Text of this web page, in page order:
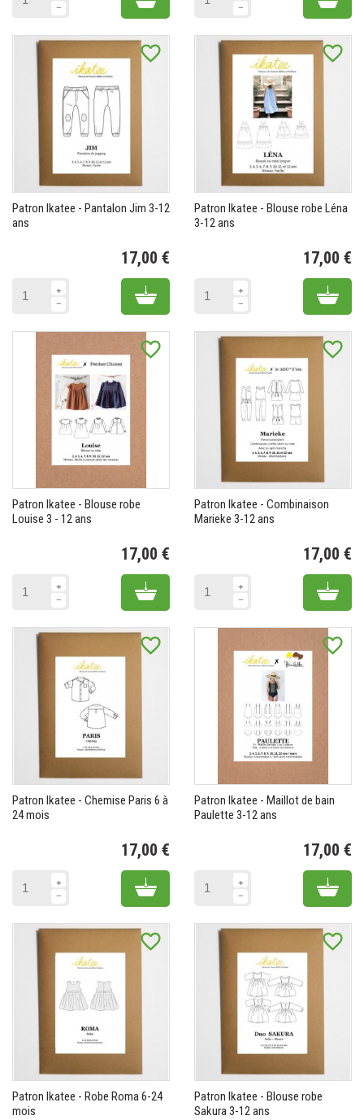
favorite_border
Patron Ikatee - Pantalon Jim 3-12
ans
17,00 €
Add to cart
favorite_border
Patron Ikatee - Blouse robe Léna
3-12 ans
17,00 €
Add
favorite_border
Patron Ikatee - Blouse robe
Louise 3 - 12 ans
17,00 €
Add to cart
favorite_border
Patron Ikatee - Combinaison
Marieke 3-12 ans
17,00 €
Add
favorite_border
Patron Ikatee - Chemise Paris 6 à
24 mois
17,00 €
Add to cart
favorite_border
Patron Ikatee - Maillot de bain
Paulette 3-12 ans
17,00 €
Add
favorite_border
Patron Ikatee - Robe Roma 6-24
mois
favorite_border
Patron Ikatee - Blouse robe
Sakura 3-12 ans